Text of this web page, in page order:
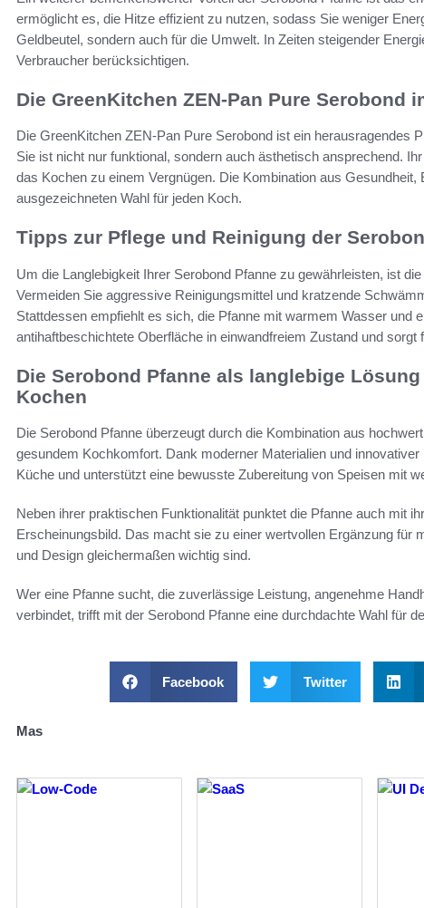
ermöglicht es, die Hitze effizient zu nutzen, sodass Sie weniger
Geldbeutel, sondern auch für die Umwelt. In Zeiten steigender
Verbraucher berücksichtigen.
Die GreenKitchen ZEN-Pan Pure Serobond
Die GreenKitchen ZEN-Pan Pure Serobond ist ein herausragendes
Sie ist nicht nur funktional, sondern auch ästhetisch ansprechend.
das Kochen zu einem Vergnügen. Die Kombination aus
ausgezeichneten Wahl für jeden Koch.
Tipps zur Pflege und Reinigung der
Um die Langlebigkeit Ihrer Serobond Pfanne zu gewährleisten, ist
Vermeiden Sie aggressive Reinigungsmittel und kratzende
Stattdessen empfiehlt es sich, die Pfanne mit warmem Wasser und
antihaftbeschichtete Oberfläche in einwandfreiem Zustand und sorgt
Die Serobond Pfanne als langlebige
Kochen
Die Serobond Pfanne überzeugt durch die Kombination aus
gesundem Kochkomfort. Dank moderner Materialien und
Küche und unterstützt eine bewusste Zubereitung von Speisen mit
Neben ihrer praktischen Funktionalität punktet die Pfanne auch mit
Erscheinungsbild. Das macht sie zu einer wertvollen Ergänzung für
und Design gleichermaßen wichtig sind.
Wer eine Pfanne sucht, die zuverlässige Leistung, angenehme
verbindet, trifft mit der Serobond Pfanne eine durchdachte Wahl für
Facebook Twitter
Mas